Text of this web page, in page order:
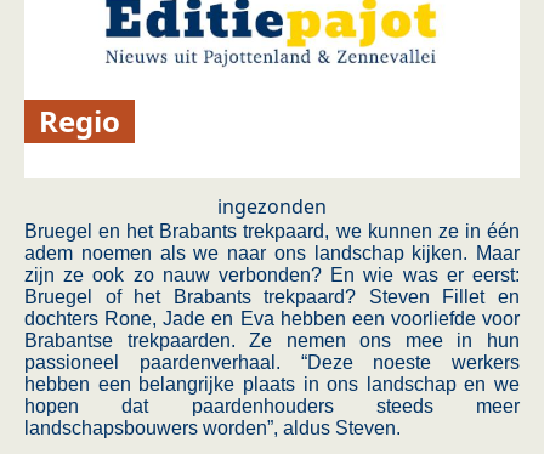
Regio
ingezonden
Bruegel en het Brabants trekpaard, we kunnen ze in één
adem noemen als we naar ons landschap kijken. Maar
zijn ze ook zo nauw verbonden? En wie was er eerst:
Bruegel of het Brabants trekpaard? Steven Fillet en
dochters Rone, Jade en Eva hebben een voorliefde voor
Brabantse trekpaarden. Ze nemen ons mee in hun
passioneel paardenverhaal. “Deze noeste werkers
hebben een belangrijke plaats in ons landschap en we
hopen dat paardenhouders steeds meer
landschapsbouwers worden”, aldus Steven.